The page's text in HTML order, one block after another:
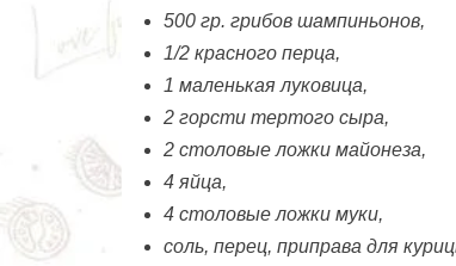
500 гр. грибов шампиньонов,
1/2 красного перца,
1 маленькая луковица,
2 горсти тертого сыра,
2 столовые ложки майонеза,
4 яйца,
4 столовые ложки муки,
соль, перец, приправа для